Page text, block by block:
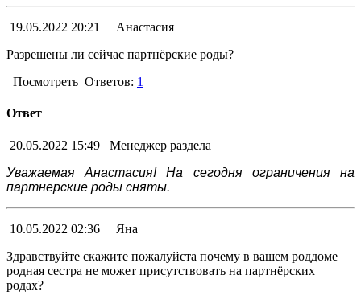
19.05.2022 20:21
Анастасия
Разрешены ли сейчас партнёрские роды?
Посмотреть Ответов: 1
Ответ
20.05.2022 15:49
Менеджер раздела
Уважаемая Анастасия! На сегодня ограничения на
партнерские роды сняты.
10.05.2022 02:36
Яна
Здравствуйте скажите пожалуйста почему в вашем роддоме
родная сестра не может присутствовать на партнёрских
родах?